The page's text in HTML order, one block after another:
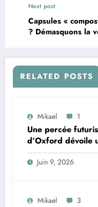
Next post
Capsules «
? Démasquons la
RELATED POSTS
Mikael 1
Une percée
d’Oxford dévoile
révolutionnaire
science-fiction
Juin 9, 2026
Mikael 3